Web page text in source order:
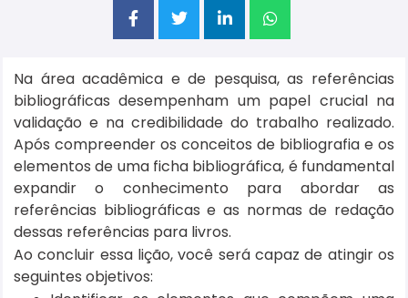
Na área acadêmica e de pesquisa, as referências
bibliográficas desempenham um papel crucial na
validação e na credibilidade do trabalho realizado.
Após compreender os conceitos de bibliografia e os
elementos de uma ficha bibliográfica, é fundamental
expandir o conhecimento para abordar as
referências bibliográficas e as normas de redação
dessas referências para livros.
Ao concluir essa lição, você será capaz de atingir os
seguintes objetivos: